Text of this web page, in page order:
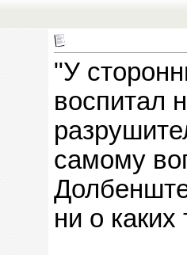
"У
воспитал
самому
ни о